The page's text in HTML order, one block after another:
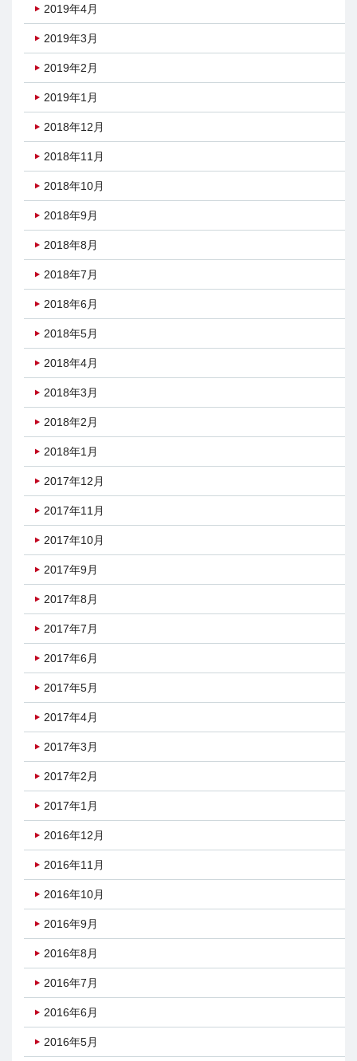
2019年4月
2019年3月
2019年2月
2019年1月
2018年12月
2018年11月
2018年10月
2018年9月
2018年8月
2018年7月
2018年6月
2018年5月
2018年4月
2018年3月
2018年2月
2018年1月
2017年12月
2017年11月
2017年10月
2017年9月
2017年8月
2017年7月
2017年6月
2017年5月
2017年4月
2017年3月
2017年2月
2017年1月
2016年12月
2016年11月
2016年10月
2016年9月
2016年8月
2016年7月
2016年6月
2016年5月